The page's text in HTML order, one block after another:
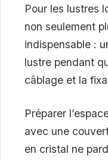
Pour les lustres
non seulement
indispensable :
lustre pendant
câblage et la
Préparer
avec une
en cristal ne